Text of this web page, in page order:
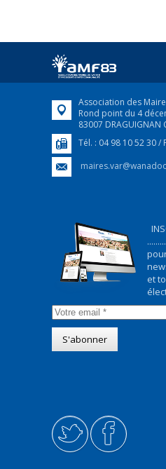
Association des
Rond point du 4
83007 DRAGUIGNAN
Tél. : 04 98 10 52 30 /
et